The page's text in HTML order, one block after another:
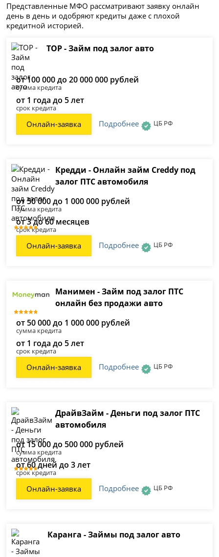
Представленные МФО рассматривают заявку онлайн
день в день и одобряют кредиты даже с плохой
кредитной историей.
ТОР - Займ под залог авто
от 100 000 до 20 000 000 рублей
сумма кредита
от 1 года до 5 лет
срок кредита
Онлайн-заявка Подробнее ЦБ РФ
Кредди - Онлайн займ Creddy под
залог ПТС автомобиля
от 50 000 до 1 000 000 рублей
сумма кредита
от 3 до 60 месяцев
срок кредита
Онлайн-заявка Подробнее ЦБ РФ
Манимен - Займ под залог ПТС
онлайн без продажи авто
от 50 000 до 1 000 000 рублей
сумма кредита
от 1 года до 5 лет
срок кредита
Онлайн-заявка Подробнее ЦБ РФ
ДрайвЗайм - Деньги под залог ПТС
автомобиля
от 15 000 до 500 000 рублей
сумма кредита
от 60 дней до 3 лет
срок кредита
Онлайн-заявка Подробнее ЦБ РФ
Каранга - Займы под залог авто